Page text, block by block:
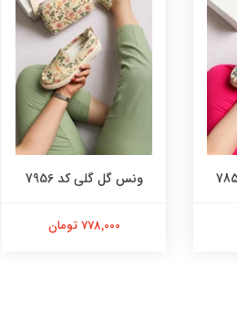
ونس گل گلی کد 7956
778,000 تومان